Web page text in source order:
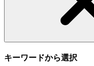
キーワードから選択